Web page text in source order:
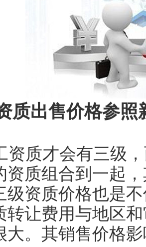
质出售价格参照
质才会有三级
资质组合到一起
级资质价格也是
转让费用与地区
大。其销售价格